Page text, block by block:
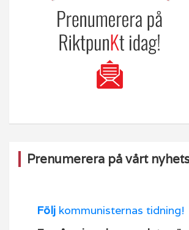
Prenumerera på vårt
Följ kommunisternas tidning!